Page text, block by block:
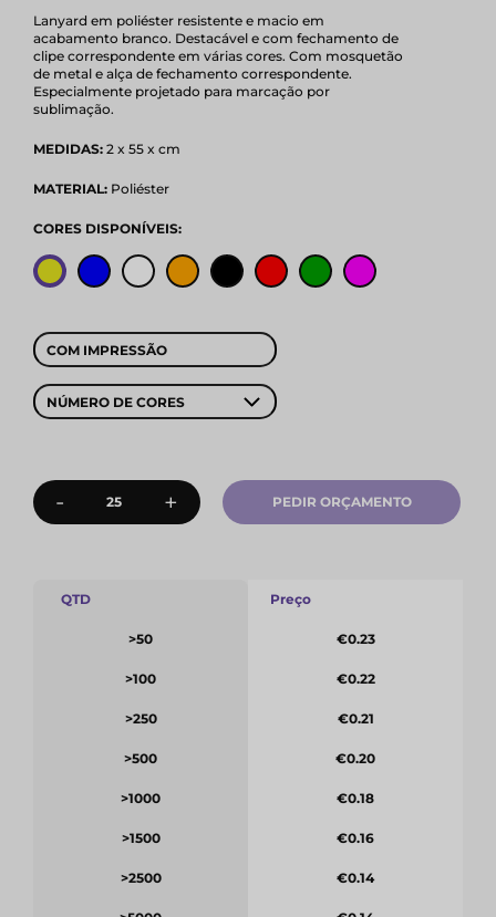
Lanyard em poliéster resistente e macio em
acabamento branco. Destacável e com fechamento de
clipe correspondente em várias cores. Com mosquetão
de metal e alça de fechamento correspondente.
Especialmente projetado para marcação por
sublimação.
MEDIDAS: 2 x 55 x cm
MATERIAL: Poliéster
CORES DISPONÍVEIS:
COM IMPRESSÃO
NÚMERO DE CORES
- + PEDIR ORÇAMENTO
QTD
>50
>100
>250
>500
>1000
>1500
>2500
Preço
€0.23
€0.22
€0.21
€0.20
€0.18
€0.16
€0.14